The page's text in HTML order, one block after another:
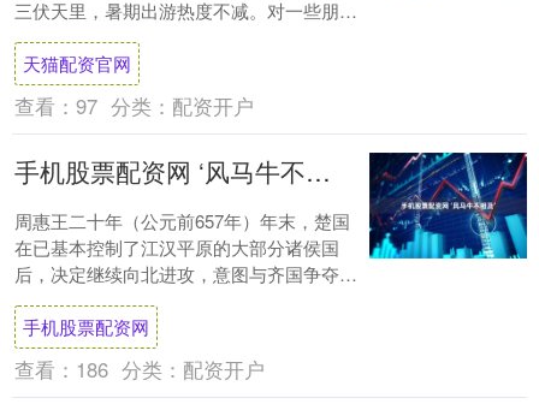
三伏天里，暑期出游热度不减。对一些朋友
来说，旅途中最大的不确定因素并非交通是
否拥....
天猫配资官网
查看： 97 分类： 配资开户
手机股票配资网 ‘风马牛不相及’
周惠王二十年（公元前657年）年末，楚国
在已基本控制了江汉平原的大部分诸侯国
后，决定继续向北进攻，意图与齐国争夺霸
主地位并扩大在中原地区的影响力和控制
力。于是，....
手机股票配资网
查看： 186 分类： 配资开户